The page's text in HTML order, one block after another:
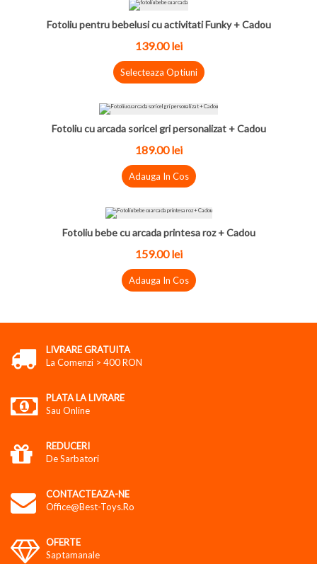
Fotoliu pentru bebelusi cu activitati Funky + Cadou
139.00lei
Selecteaza Optiuni
Fotoliu cu arcada soricel gri personalizat + Cadou
189.00lei
Adauga In Cos
Fotoliu bebe cu arcada printesa roz + Cadou
159.00lei
Adauga In Cos
LIVRARE GRATUITA
La Comenzi > 400 RON
PLATA LA LIVRARE
Sau Online
REDUCERI
De Sarbatori
CONTACTEAZA-NE
Office@best-Toys.ro
OFERTE
Saptamanale